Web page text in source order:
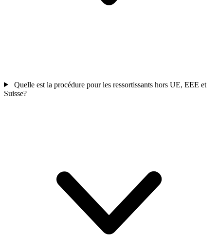
Quelle est la procédure pour les ressortissants hors UE, EEE et
Suisse?